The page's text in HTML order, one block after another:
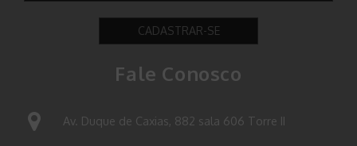
CADASTRAR-SE
Fale Conosco
Av. Duque de Caxias, 882 sala 606 Torre II